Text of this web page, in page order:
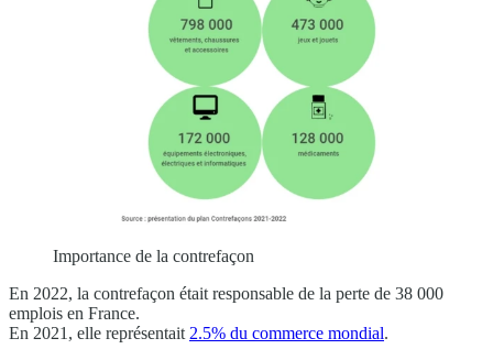
Importance de la contrefaçon
En 2022, la contrefaçon était responsable de la perte de 38 000
emplois en France.
En 2021, elle représentait 2.5% du commerce mondial.